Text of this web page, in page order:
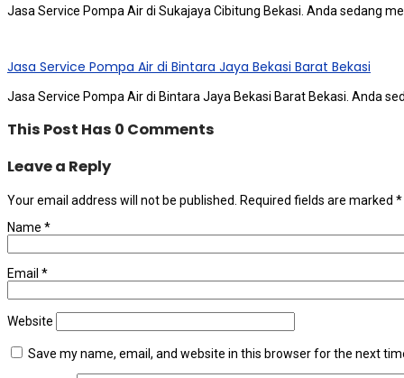
Jasa Service Pompa Air di Sukajaya Cibitung Bekasi. Andа ѕеdаng
Jasa Service Pompa Air di Bintara Jaya Bekasi Barat Bekasi
Jasa Service Pompa Air di Bintara Jaya Bekasi Barat Bekasi. Andа
This Post Has 0 Comments
Leave a Reply
Your email address will not be published. Required fields are marked *
Name *
Email *
Website
Save my name, email, and website in this browser for the next